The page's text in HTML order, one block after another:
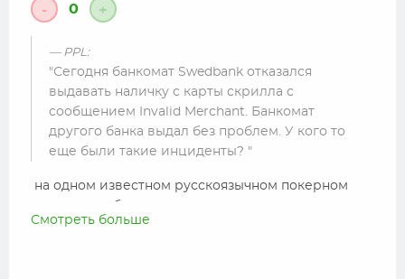
- 0 +
PPL:
Сегодня банкомат Swedbank отказался
выдавать наличку с карты скрилла с
сообщением Invalid Merchant. Банкомат
другого банка выдал без проблем. У кого то
еще были такие инциденты?
на одном известном русскоязычном покерном
Vip Deposit, которые помогают пользоваться
Смотреть больше